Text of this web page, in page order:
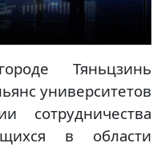
Тяньцзинь
университетов
сотрудничества
в области